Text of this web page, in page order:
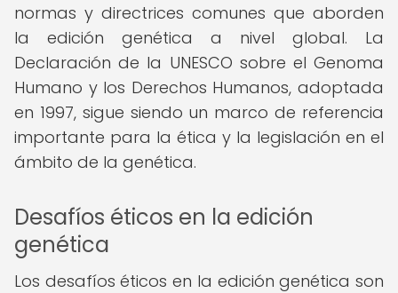
normas y directrices comunes que aborden
la edición genética a nivel global. La
Declaración de la UNESCO sobre el Genoma
Humano y los Derechos Humanos, adoptada
en 1997, sigue siendo un marco de referencia
importante para la ética y la legislación en el
ámbito de la genética.
Desafíos éticos en la edición
genética
Los desafíos éticos en la edición genética son